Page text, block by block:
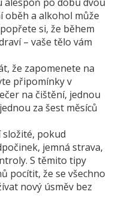
a alkohol může
si, že během
– vaše tělo vám
že zapomenete na
připomínky v
na čištění, jednou
za šest měsíců
pokud
jemná strava,
S těmito tipy
pocítit, že se všechno
nový úsměv bez